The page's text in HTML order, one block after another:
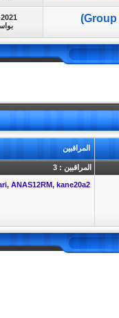
المراقبين
المراقبين : 3
, ANAS12RM, kane20a2